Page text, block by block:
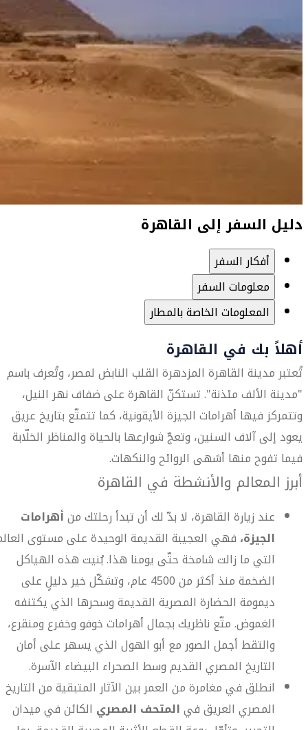
دليل السفر إلى القاهرة
أفكار السفر
معلومات السفر
المعلومات الخاصة بالمطار
أهلاً بك في القاهرة
تُعتبر مدينة القاهرة المزدهرة القلب النابض لمصر، وتُعرف باسم
"مدينة الألف مئذنة". تستكنّ القاهرة على ضفاف نهر النيل،
وتتمركز فيها أهرامات الجيزة الأيقونية، كما تتمتّع بتاريخ عريق
يعود إلى آلاف السنين، وتعجّ شوارعها بالحياة والمناظر الخلّابة
فيما تفوح منها أشهى الروائح والنكهات.
أبرز المعالم والأنشطة في القاهرة
عند زيارة القاهرة، لا بدّ لك أن تبدأ رحلتك منأهرامات
الجيزة، فهي العجيبة القديمة الوحيدة على مستوى
التي ما زالت شامخة حتّى يومنا هذا. بُنيت هذه الهياكل
الضخمة منذ أكثر من 4500 عام، وتشكّل خير دليلٍ على
ديمومة الحضارة المصرية القديمة وسحرها الذي يكتنفه
الغموض. متّع ناظريك بجمال أهرامات خوفو وخفرع ومنقرع،
والتقط أجمل الصور مع أبو الهول الذي يسهر على أمان
التاريخ المصري القديم وسط الصحراء البيضاء الآسرة.
انطلق في مغامرة من العمر بين الآثار المتبقية من التاريخ
المصري العريق فيالمتحف المصري الكائن في ميدان